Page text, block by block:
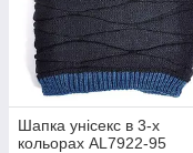
Шапка унісекс в 3-х
кольорах AL7922-95